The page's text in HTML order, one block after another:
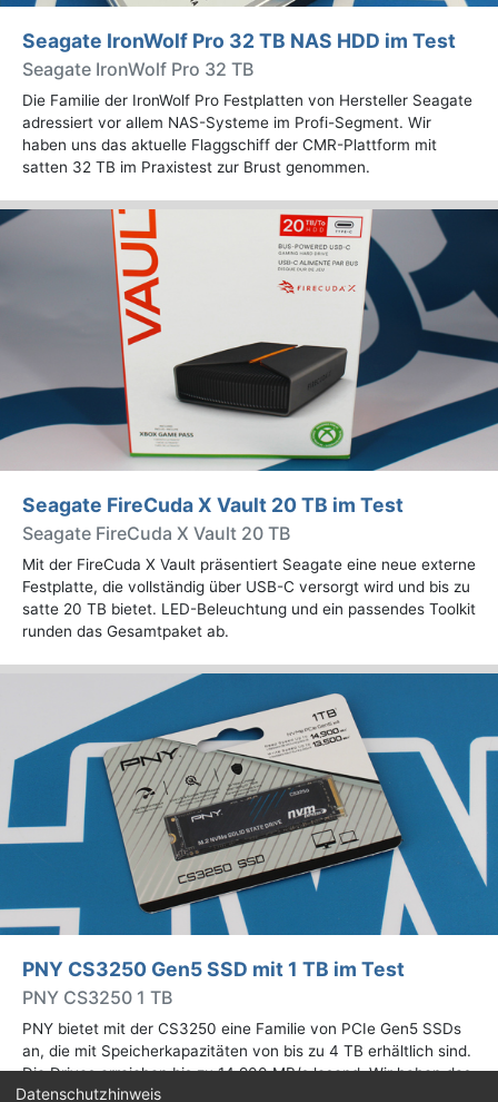
Seagate IronWolf Pro 32 TB NAS HDD im Test
Seagate IronWolf Pro 32 TB
Die Familie der IronWolf Pro Festplatten von Hersteller Seagate
adressiert vor allem NAS-Systeme im Profi-Segment. Wir
haben uns das aktuelle Flaggschiff der CMR-Plattform mit
satten 32 TB im Praxistest zur Brust genommen.
Seagate FireCuda X Vault 20 TB im Test
Seagate FireCuda X Vault 20 TB
Mit der FireCuda X Vault präsentiert Seagate eine neue externe
Festplatte, die vollständig über USB-C versorgt wird und bis zu
satte 20 TB bietet. LED-Beleuchtung und ein passendes Toolkit
runden das Gesamtpaket ab.
PNY CS3250 Gen5 SSD mit 1 TB im Test
PNY CS3250 1 TB
PNY bietet mit der CS3250 eine Familie von PCIe Gen5 SSDs
an, die mit Speicherkapazitäten von bis zu 4 TB erhältlich sind.
Die Drives erreichen bis zu 14.900 MB/s lesend. Wir haben das
1-TB-Modell getestet.
Datenschutzhinweis